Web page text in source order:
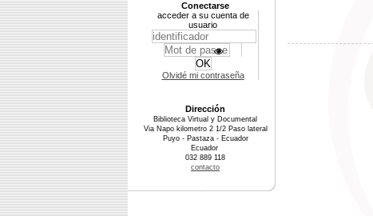
Conectarse
acceder a su cuenta de
usuario
Olvidé mi contraseña
Dirección
Biblioteca Virtual y Documental
Via Napo kilometro 2 1/2 Paso lateral
Puyo - Pastaza - Ecuador
Ecuador
032 889 118
contacto